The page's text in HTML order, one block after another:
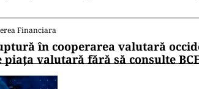
Financiara
în cooperarea valutară
piața valutară fără să consulte